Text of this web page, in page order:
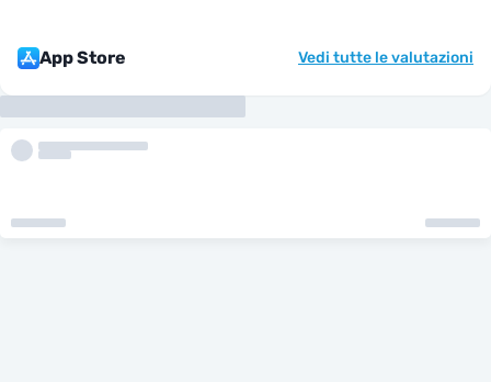
App Store Vedi tutte le valutazioni